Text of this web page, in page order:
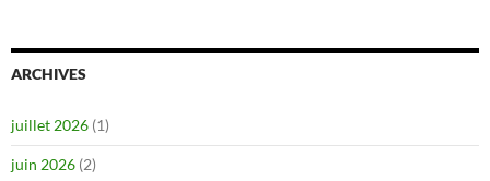
ARCHIVES
juillet 2026 (1)
juin 2026 (2)